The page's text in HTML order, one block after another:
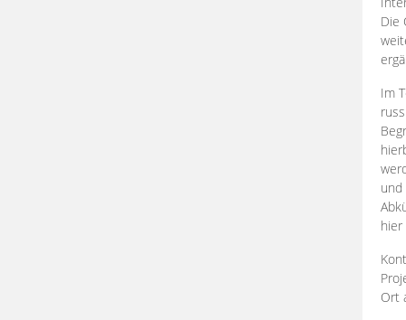
Die
Im
und
Ort